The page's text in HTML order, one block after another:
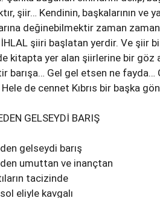
şiir… Kendinin, başkalarının ve
değinebilmektir zaman
İHLAL şiiri başlatan yerdir. Ve şiir
kitapta yer alan şiirlerine bir göz
barışa… Gel gel etsen ne fayda…
de cennet Kıbrıs bir başka
GELSEYDİ BARIŞ
gelseydi barış
umuttan ve inançtan
tacizinde
eliyle kavgalı